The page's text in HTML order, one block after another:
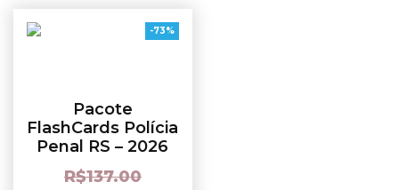
-73%
Pacote
FlashCards Polícia
Penal RS – 2026
R$137.00